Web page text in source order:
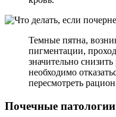
Темные пятна,
пигментации,
значительно
необходимо
пересмотреть
Почечные патологии